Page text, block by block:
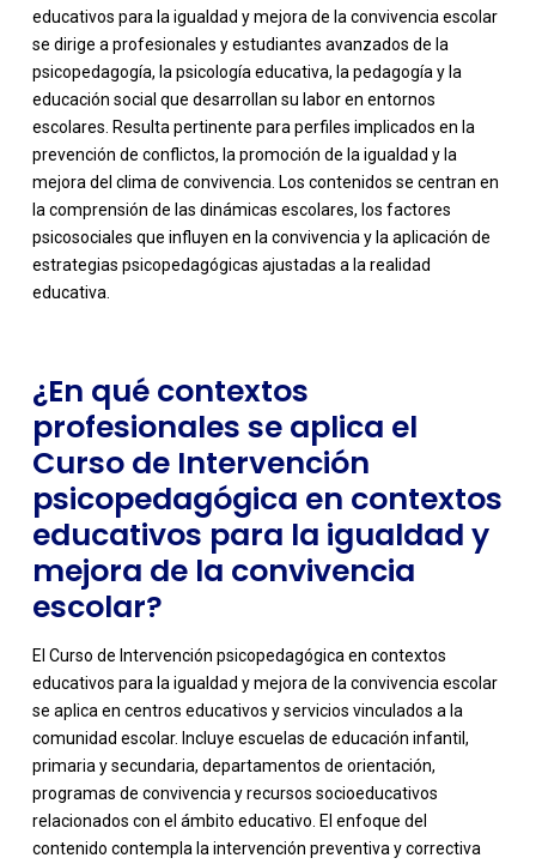
educativos para la igualdad y mejora de la convivencia escolar
se dirige a profesionales y estudiantes avanzados de la
psicopedagogía, la psicología educativa, la pedagogía y la
educación social que desarrollan su labor en entornos
escolares. Resulta pertinente para perfiles implicados en la
prevención de conflictos, la promoción de la igualdad y la
mejora del clima de convivencia. Los contenidos se centran en
la comprensión de las dinámicas escolares, los factores
psicosociales que influyen en la convivencia y la aplicación de
estrategias psicopedagógicas ajustadas a la realidad
educativa.
-
¿En qué contextos
profesionales se aplica el
Curso de Intervención
psicopedagógica en contextos
educativos para la igualdad y
mejora de la convivencia
escolar?
El Curso de Intervención psicopedagógica en contextos
educativos para la igualdad y mejora de la convivencia escolar
se aplica en centros educativos y servicios vinculados a la
comunidad escolar. Incluye escuelas de educación infantil,
primaria y secundaria, departamentos de orientación,
programas de convivencia y recursos socioeducativos
relacionados con el ámbito educativo. El enfoque del
contenido contempla la intervención preventiva y correctiva
-